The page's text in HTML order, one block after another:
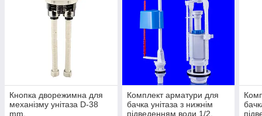
Кнопка дворежимна для
механізму унітаза D-38
mm.
Комплект арматури для
бачка унітаза з нижнім
підведенням води 1/2.